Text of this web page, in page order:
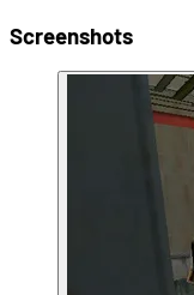
00:32:40 -
-
-
Screenshots